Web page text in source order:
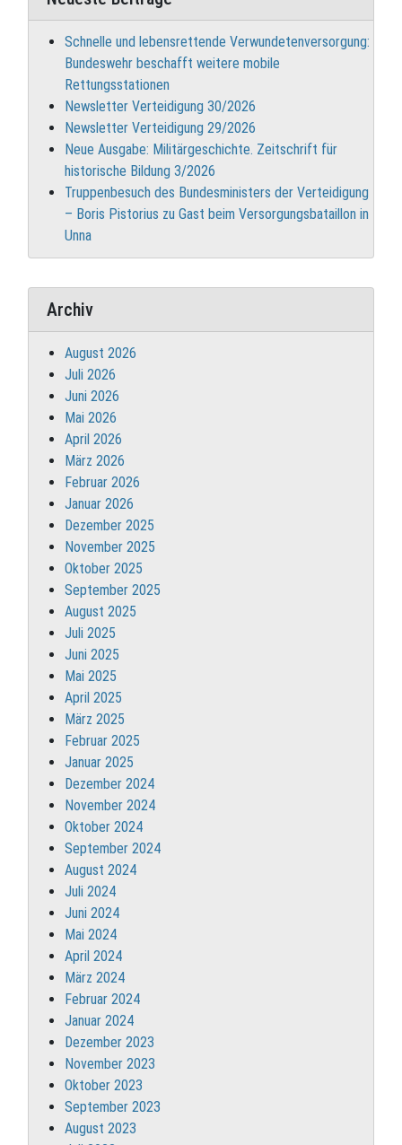
Schnelle und lebensrettende Verwundetenversorgung:
Bundeswehr beschafft weitere mobile
Rettungsstationen
Newsletter Verteidigung 30/2026
Newsletter Verteidigung 29/2026
Neue Ausgabe: Militärgeschichte. Zeitschrift für
historische Bildung 3/2026
Truppenbesuch des Bundesministers der Verteidigung
– Boris Pistorius zu Gast beim Versorgungsbataillon in
Unna
Archiv
August 2026
Juli 2026
Juni 2026
Mai 2026
April 2026
März 2026
Februar 2026
Januar 2026
Dezember 2025
November 2025
Oktober 2025
September 2025
August 2025
Juli 2025
Juni 2025
Mai 2025
April 2025
März 2025
Februar 2025
Januar 2025
Dezember 2024
November 2024
Oktober 2024
September 2024
August 2024
Juli 2024
Juni 2024
Mai 2024
April 2024
März 2024
Februar 2024
Januar 2024
Dezember 2023
November 2023
Oktober 2023
September 2023
August 2023